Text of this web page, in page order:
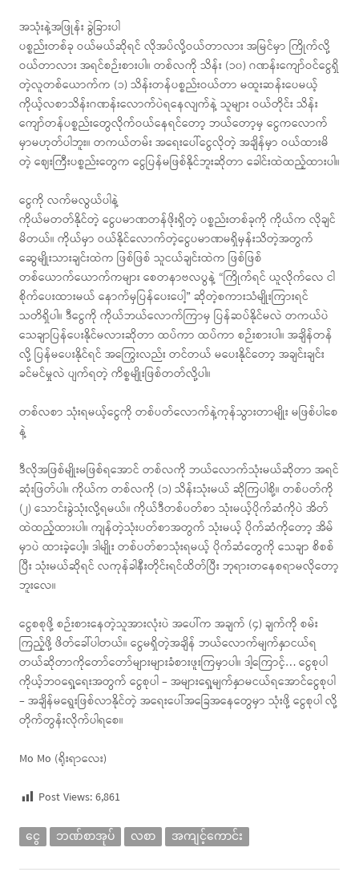
အသုံးနဲ့အဖြုန်း ခွဲခြားပါ
ပစ္စည်းတစ်ခု ဝယ်မယ်ဆိုရင် လိုအပ်လို့ဝယ်တာလား အမြင်မှာ ကြိုက်လို့
ဝယ်တာလား အရင်စဉ်းစားပါ။ တစ်လကို သိန်း (၁၀) ဂဏန်းကျော်ဝင်ငွေရှိ
တဲ့လူတစ်ယောက်က (၁) သိန်းတန်ပစ္စည်းဝယ်တာ မထူးဆန်းပေမယ့်
ကိုယ့်လစာသိန်းဂဏန်းလောက်ပဲရနေလျက်နဲ့ သူများ ဝယ်တိုင်း သိန်း
ကျော်တန်ပစ္စည်းတွေလိုက်ဝယ်နေရင်တော့ ဘယ်တော့မှ ငွေကလောက်
မှာမဟုတ်ပါဘူး။ တကယ်တမ်း အရေးပေါ်ငွေလိုတဲ့ အချိန်မှာ ဝယ်ထားမိ
တဲ့ ဈေးကြီးပစ္စည်းတွေက ငွေပြန်မဖြစ်နိုင်ဘူးဆိုတာ ခေါင်းထဲထည့်ထားပါ။
ငွေကို လက်မလွယ်ပါနဲ့
ကိုယ်မတတ်နိုင်တဲ့ ငွေပမာဏတန်ဖိုးရှိတဲ့ ပစ္စည်းတစ်ခုကို ကိုယ်က လိုချင်
မိတယ်။ ကိုယ်မှာ ဝယ်နိုင်လောက်တဲ့ငွေပမာဏမရှိမှန်းသိတဲ့အတွက်
ဆွေမျိုးသားချင်းထဲက ဖြစ်ဖြစ် သူငယ်ချင်းထဲက ဖြစ်ဖြစ်
တစ်ယောက်ယောက်ကများ စေတနာဗလပွနဲ့ “ကြိုက်ရင် ယူလိုက်လေ ငါ
စိုက်ပေးထားမယ် နောက်မှပြန်ပေးပေါ့” ဆိုတဲ့စကားသံမျိုးကြားရင်
သတိရှိပါ။ ဒီငွေကို ကိုယ်ဘယ်လောက်ကြာမှ ပြန်ဆပ်နိုင်မလဲ တကယ်ပဲ
သေချာပြန်ပေးနိုင်မလားဆိုတာ ထပ်ကာ ထပ်ကာ စဉ်းစားပါ။ အချိန်တန်
လို့ ပြန်မပေးနိုင်ရင် အကြွေးလည်း တင်တယ် မပေးနိုင်တော့ အချင်းချင်း
ခင်မင်မှုလဲ ပျက်ရတဲ့ ကိစ္စမျိုးဖြစ်တတ်လို့ပါ။
တစ်လစာ သုံးရမယ့်ငွေကို တစ်ပတ်လောက်နဲ့ကုန်သွားတာမျိုး မဖြစ်ပါစေ
နဲ့
ဒီလိုအဖြစ်မျိုးမဖြစ်ရအောင် တစ်လကို ဘယ်လောက်သုံးမယ်ဆိုတာ အရင်
ဆုံးဖြတ်ပါ။ ကိုယ်က တစ်လကို (၁) သိန်းသုံးမယ် ဆိုကြပါစို့။ တစ်ပတ်ကို
(၂) သောင်းခွဲသုံးလို့ရမယ်။ ကိုယ်ဒီတစ်ပတ်စာ သုံးမယ့်ပိုက်ဆံကိုပဲ အိတ်
ထဲထည့်ထားပါ။ ကျန်တဲ့သုံးပတ်စာအတွက် သုံးမယ့် ပိုက်ဆံကိုတော့ အိမ်
မှာပဲ ထားခဲ့ပေါ့။ ဒါမျိုး တစ်ပတ်စာသုံးရမယ့် ပိုက်ဆံတွေကို သေချာ စိစစ်
ပြီး သုံးမယ်ဆိုရင် လကုန်ခါနီးတိုင်းရင်ထိတ်ပြီး ဘုရားတနေစရာမလိုတော့
ဘူးလေ။
ငွေစစုဖို့ စဉ်းစားနေတဲ့သူအားလုံးပဲ အပေါ်က အချက် (၄) ချက်ကို စမ်း
ကြည့်ဖို့ ဖိတ်ခေါ်ပါတယ်။ ငွေမရှိတဲ့အချိန် ဘယ်လောက်မျက်နှာငယ်ရ
တယ်ဆိုတာကိုတော်တော်များများခံစားဖူးကြမှာပါ။ ဒါ့ကြောင့်… ငွေစုပါ
ကိုယ့်ဘဝရှေ့ရေးအတွက် ငွေစုပါ – အများရှေ့မျက်နှာမငယ်ရအောင်ငွေစုပါ
– အချိန်မရွေးဖြစ်လာနိုင်တဲ့ အရေးပေါ်အခြေအနေတွေမှာ သုံးဖို့ ငွေစုပါ လို့
တိုက်တွန်းလိုက်ပါရစေ။
Mo Mo (ရိုးရာလေး)
Post Views:6,861
ငွေ ဘဏ်စာအုပ် လစာ အကျင့်ကောင်း